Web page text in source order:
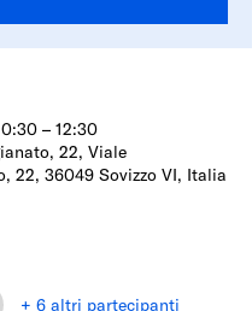
– 12:30
22, Viale
22, 36049 Sovizzo VI, Italia
+ 6 altri partecipanti